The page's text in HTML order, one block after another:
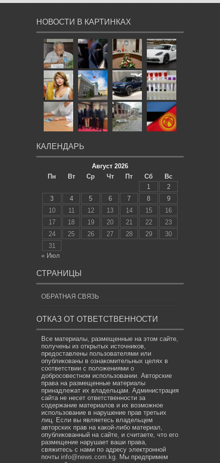
НОВОСТИ В КАРТИНКАХ
КАЛЕНДАРЬ
Август 2026
Пн
Вт Ср Чт Пт Сб
Вс
1
2
3
4 5 6 7 8
9
10
11 12 13 14 15
16
17
18 19 20 21 22
23
24
25 26 27 28 29
30
31
« Июл
СТРАНИЦЫ
ОБРАТНАЯ СВЯЗЬ
ОТКАЗ ОТ ОТВЕТСТВЕННОСТИ
Все материалы, размещенные на этом сайте,
получены из открытых источников,
предоставлены пользователями или
опубликованы в ознакомительных целях в
соответствии с положениями о
добросовестном использовании. Авторские
права на размещенные материалы
принадлежат их владельцам. Администрация
сайта не несет ответственности за
содержание материалов и их возможное
использование в нарушение прав третьих
лиц. Если вы являетесь владельцем
авторских прав на какой-либо материал,
опубликованный на сайте, и считаете, что его
размещение нарушает ваши права,
свяжитесь с нами по адресу электронной
почты info@news.com.kg . Мы предпримем